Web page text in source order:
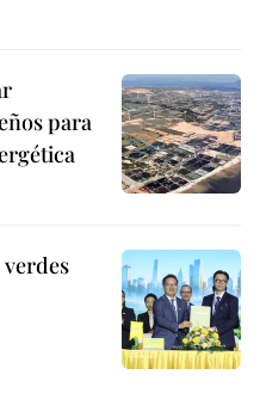
para